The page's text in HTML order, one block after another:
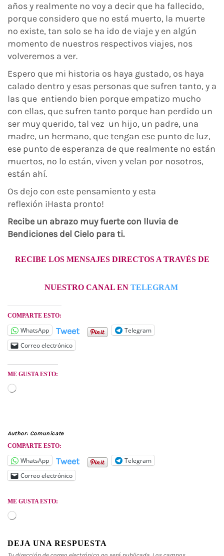
años y realmente no voy a decir que ha fallecido,
porque considero que no está muerto, la muerte
no existe, tan solo se ha ido de viaje y en algún
momento de nuestros respectivos viajes, nos
volveremos a ver.
Espero que mi historia os haya gustado, os haya
calado dentro y esas personas que sufren tanto, y a
las que entiendo bien porque empatizo mucho
con ellas, que sufren tanto porque han perdido un
ser muy querido, tal vez un hijo, un padre, una
madre, un hermano, que tengan ese punto de luz,
ese punto de esperanza de que realmente no están
muertos, no lo están, viven y velan por nosotros,
están ahí.
Os dejo con este pensamiento y esta
reflexión ¡Hasta pronto!
Recibe un abrazo muy fuerte con lluvia de
Bendiciones del Cielo para ti.
RECIBE LOS MENSAJES DIRECTOS A TRAVÉS DE
NUESTRO CANAL EN TELEGRAM
COMPARTE ESTO:
WhatsApp Tweet
Telegram
Correo electrónico
ME GUSTA ESTO:
Cargando...
Author: Comunicate
COMPARTE ESTO:
WhatsApp Tweet
Telegram
Correo electrónico
ME GUSTA ESTO:
Cargando...
DEJA UNA RESPUESTA